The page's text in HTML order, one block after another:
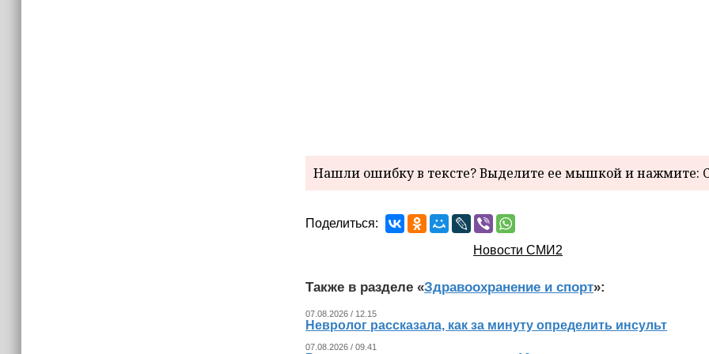
Нашли ошибку в тексте? Выделите ее мышкой и нажмите:
Поделиться:
Новости СМИ2
Также в разделе «Здравоохранение и спорт»:
07.08.2026 / 12.15
Невролог рассказала, как за минуту определить инсульт
07.08.2026 / 09.41